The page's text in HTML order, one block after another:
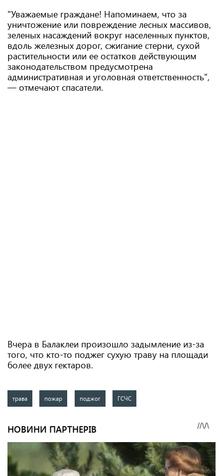
"Уважаемые граждане! Напоминаем, что за
уничтожение или повреждение лесных массивов,
зеленых насаждений вокруг населенных пунктов,
вдоль железных дорог, сжигание стерни, сухой
растительности или ее остатков действующим
законодательством предусмотрена
административная и уголовная ответственность",
— отмечают спасатели.
Вчера в Балаклеи произошло задымление из-за
того, что кто-то поджег сухую траву на площади
более двух гектаров.
трава пожар поджог ГСЧС